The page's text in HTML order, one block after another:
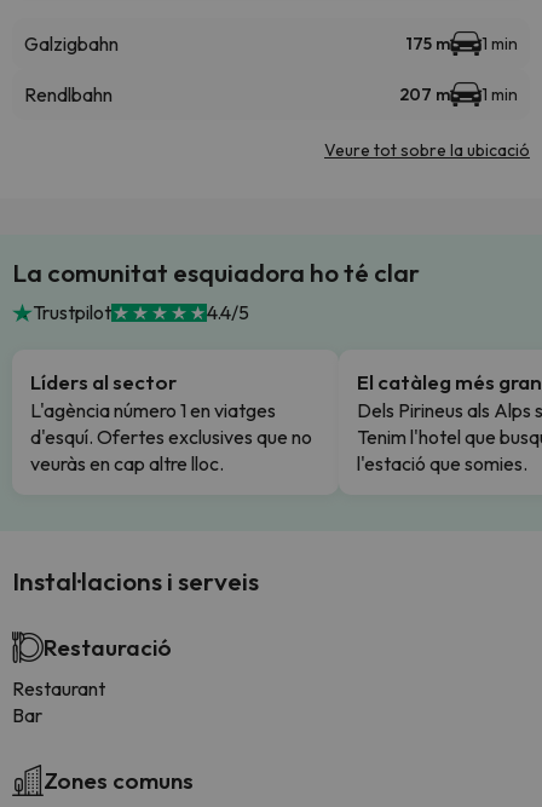
Galzigbahn 175 m 1 min
Rendlbahn 207 m 1 min
Veure tot sobre la ubicació
La comunitat esquiadora ho té clar
Trustpilot 4.4/5
Líders al sector
L'agència número 1 en viatges
d'esquí. Ofertes exclusives que no
veuràs en cap altre lloc.
El catàleg més gran
Dels Pirineus als Alps
Tenim l'hotel que
l'estació que somies.
Instal·lacions i serveis
Restauració
Restaurant
Bar
Zones comuns